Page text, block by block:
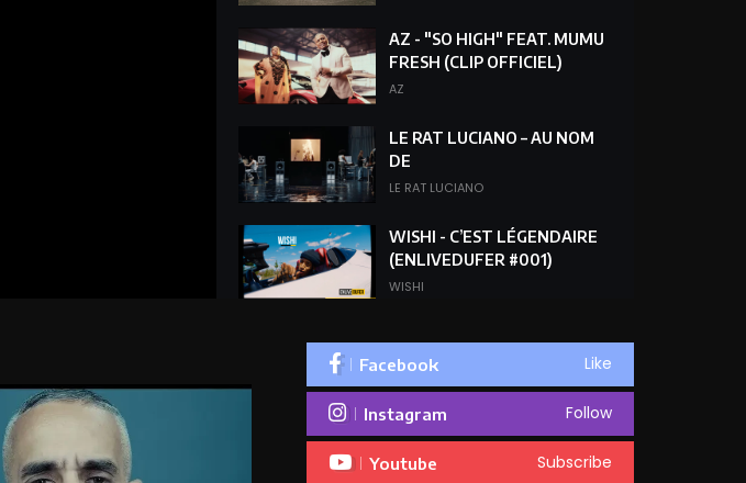
AZ - "SO HIGH" FEAT. MUMU
FRESH (CLIP OFFICIEL)
AZ
LE RAT LUCIANO – AU NOM
DE
LE RAT LUCIANO
WISHI - C’EST LÉGENDAIRE
(ENLIVEDUFER #001)
WISHI
CAPOT EN STUDIO
Enlivedufer
Facebook Like
Instagram Follow
Youtube Subscribe